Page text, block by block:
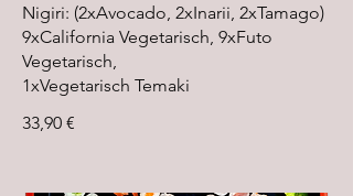
Nigiri: (2xAvocado, 2xInarii, 2xTamago)
9xCalifornia Vegetarisch, 9xFuto
Vegetarisch,
33,90 €